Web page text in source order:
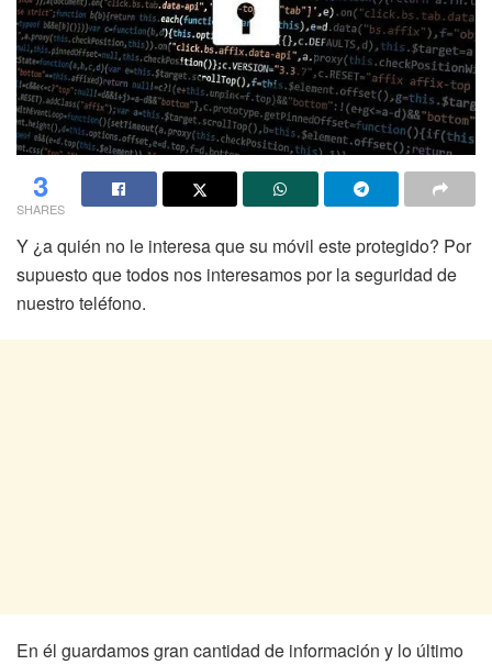
3
SHARES
Y ¿a quién no le interesa que su móvil este protegido? Por
supuesto que todos nos interesamos por la seguridad de
nuestro teléfono.
En él guardamos gran cantidad de información y lo último